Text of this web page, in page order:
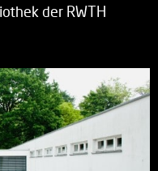
der RWTH